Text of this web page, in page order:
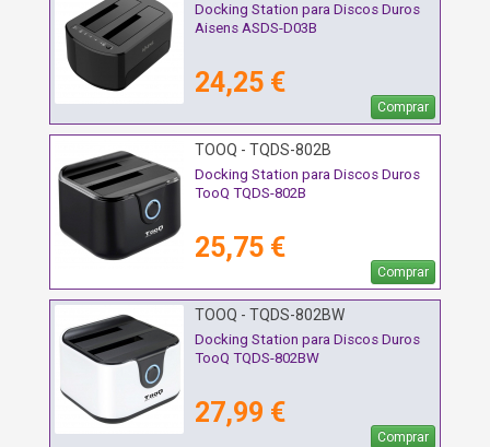
Docking Station para Discos Duros
Aisens ASDS-D03B
24,25 €
Comprar
TOOQ - TQDS-802B
Docking Station para Discos Duros
TooQ TQDS-802B
25,75 €
Comprar
TOOQ - TQDS-802BW
Docking Station para Discos Duros
TooQ TQDS-802BW
27,99 €
Comprar